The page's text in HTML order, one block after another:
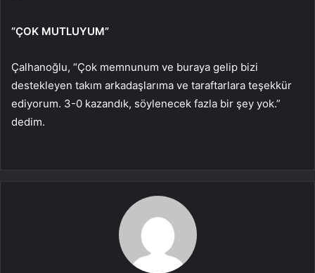
“ÇOK MUTLUYUM”
Çalhanoğlu, “Çok memnunum ve buraya gelip bizi
destekleyen takım arkadaşlarıma ve taraftarlara teşekkür
ediyorum. 3-0 kazandık, söylenecek fazla bir şey yok.”
dedim.